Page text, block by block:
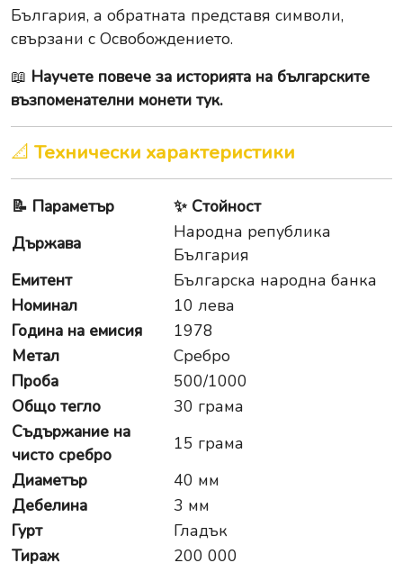
България, а обратната представя символи,
свързани с Освобождението.
📖 Научете повече за историята на българските
възпоменателни монети тук.
📐 Технически характеристики
📝 Параметър ✨ Стойност
Държава
Народна република
България
Емитент
Българска народна банка
Номинал
10 лева
Година на емисия
1978
Метал
Сребро
Проба
500/1000
Общо тегло
30 грама
Съдържание на
чисто сребро
15 грама
Диаметър
40 мм
Дебелина
3 мм
Гурт
Гладък
Тираж
200 000